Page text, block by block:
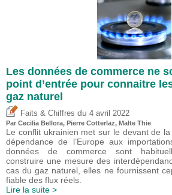
Les données de commerce ne
point d’entrée pour connaitre
gaz naturel
Faits & Chiffres du 4 avril 2022
Par Cecilia Bellora, Pierre Cotterlaz, Malte Thie
Le conflit ukrainien met sur le devant de
dépendance de l’Europe aux
données de commerce sont
construire une mesure des
cas du gaz naturel, elles ne fournissent
fiable des flux réels.
Lire la suite >